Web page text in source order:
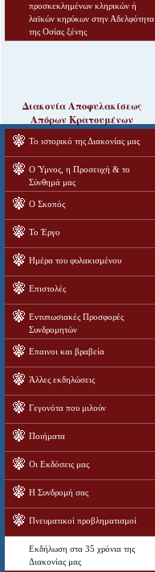
προσκεκλημένων κληρικών ή
λαϊκών κηρύκων στην Αδελφότητα
της Οσίας ξένης
Διακονία Αποφυλακίσεως
Απόρων Κρατουμένων
Το ιστορικό της Διακονίας μας
Ο Ύμνος, η Προσευχή & το
Σύνθημά μας
Ο Σκοπός
Το Έργο
Ημέρα του φυλακισμένου
Επιστολές
Εντυπωσιακές Προσφορές
Συνδρομητών
Επαινοι και βραβεία
Άλλες εκδηλώσεις
Γεγονότα που μιλούν
Ποιήματα
Οι Εκδόσεις μας
Η Συνδρομή σας
Πνευματικοί προβληματισμοί
Εκδήλωση στα 35 χρόνια της
Διακονίας μας